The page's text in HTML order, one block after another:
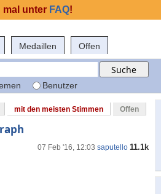
Medaillen Offen
Benutzer
mit den meisten Stimmen Offen
07 Feb '16, 12:03 saputello 11.1k
mal unter FAQ!